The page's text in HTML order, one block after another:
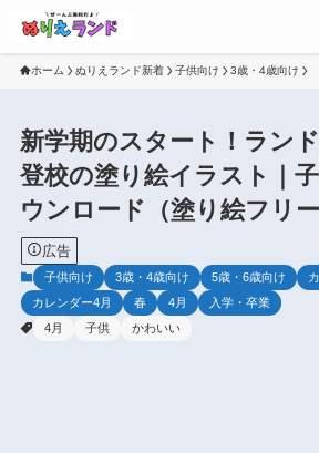
ホーム ぬりえランド新着 子供向け 3歳・4歳向け
新学期のスタート！ラン
登校の塗り絵イラスト｜
ウンロード（塗り絵フリー
広告
子供向け 3歳・4歳向け 5歳・6歳向け
カレンダー4月
春 4月
入学・卒業
4月
子供 かわいい